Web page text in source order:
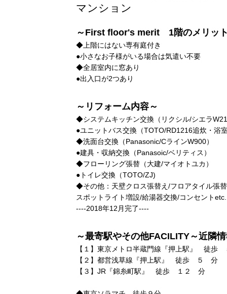
マンション
～First floor's merit 1階のメリッ
◆上階にはない専有庭付き
●小さなお子様がいる場合は気遣い不要
◆全居室内に窓あり
●出入口が2つあり
～リフォーム内容～
◆システムキッチン交換（リクシル/シエラ
●ユニットバス交換（TOTO/RD1216追炊・浴
◆洗面台交換（Panasonic/CラインW900）
●建具・収納交換（Panasoic/ベリティス）
◆フローリング張替（大建/マイオトユカ）
●トイレ交換（TOTO/ZJ)
◆その他：天壁クロス張替え/フロアタイル張
スポットライト増設/給湯器交換/コンセント
----2018年12月完了----
～最寄駅やその他FACILITY～近隣
【１】東京メトロ半蔵門線『押上駅』 徒
【２】都営浅草線『押上駅』 徒歩 ５ 分
【３】JR『錦糸町駅』 徒歩 １２ 分